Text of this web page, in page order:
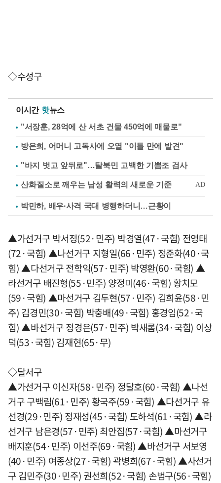
◇수성구
이시간 핫뉴스
"서장훈, 28억에 산 서초 건물 450억에 매물로"
방은희, 어머니 고독사에 오열 "이틀 만에 발견"
"바지 벗고 앞뒤로"…탈북민 고백한 기쁨조 검사
박민하, 배우·사격 국대 병행하더니…근황이
▲가선거구 박서정(52·민주) 박경열(47·국힘) 전영태
(72·국힘) ▲나선거구 지형일(66·민주) 정준화(40·국
힘) ▲다선거구 전학익(57·민주) 박영환(60·국힘) ▲
라선거구 배진형(55·민주) 양정미(46·국힘) 황치모
(59·국힘) ▲마선거구 김두현(57·민주) 김희윤(58·민
주) 김경민(30·국힘) 박충배(49·국힘) 홍경임(52·국
힘) ▲바선거구 정경은(57·민주) 박새롬(34·국힘) 이상
덕(53·국힘) 김재현(65·무)
◇달서구
▲가선거구 이신자(58·민주) 정달호(60·국힘) ▲나선
거구 구백림(61·민주) 황국주(59·국힘) ▲다선거구 유
선경(29·민주) 정재성(45·국힘) 도하석(61·국힘) ▲라
선거구 남은경(57·민주) 최안집(57·국힘) ▲마선거구
배지훈(54·민주) 이선주(69·국힘) ▲바선거구 서보영
(40·민주) 여종상(27·국힘) 곽병희(67·국힘) ▲사선거
구 김민주(30·민주) 권선희(52·국힘) 손범구(56·국힘)